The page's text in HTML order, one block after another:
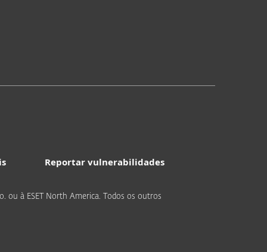
Reportar vulnerabilidades
ou à ESET North America. Todos os outros